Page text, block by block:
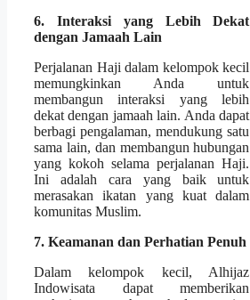
6. Interaksi yang Lebih Dekat
dengan Jamaah Lain
Perjalanan Haji dalam kelompok kecil
memungkinkan Anda untuk
membangun interaksi yang lebih
dekat dengan jamaah lain. Anda dapat
berbagi pengalaman, mendukung satu
sama lain, dan membangun hubungan
yang kokoh selama perjalanan Haji.
Ini adalah cara yang baik untuk
merasakan ikatan yang kuat dalam
komunitas Muslim.
7. Keamanan dan Perhatian Penuh
Dalam kelompok kecil, Alhijaz
Indowisata dapat memberikan